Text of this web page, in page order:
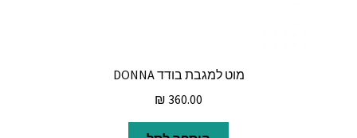
מוט למגבת בודד DONNA
₪ 360.00